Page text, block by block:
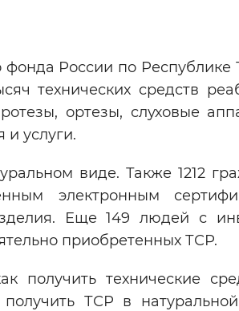
Остановить
России по Республике
технических средств
ортезы, слуховые
и услуги.
виде. Также 1212
электронным
Еще 149 людей с
приобретенных ТСР.
получить технические
получить ТСР в